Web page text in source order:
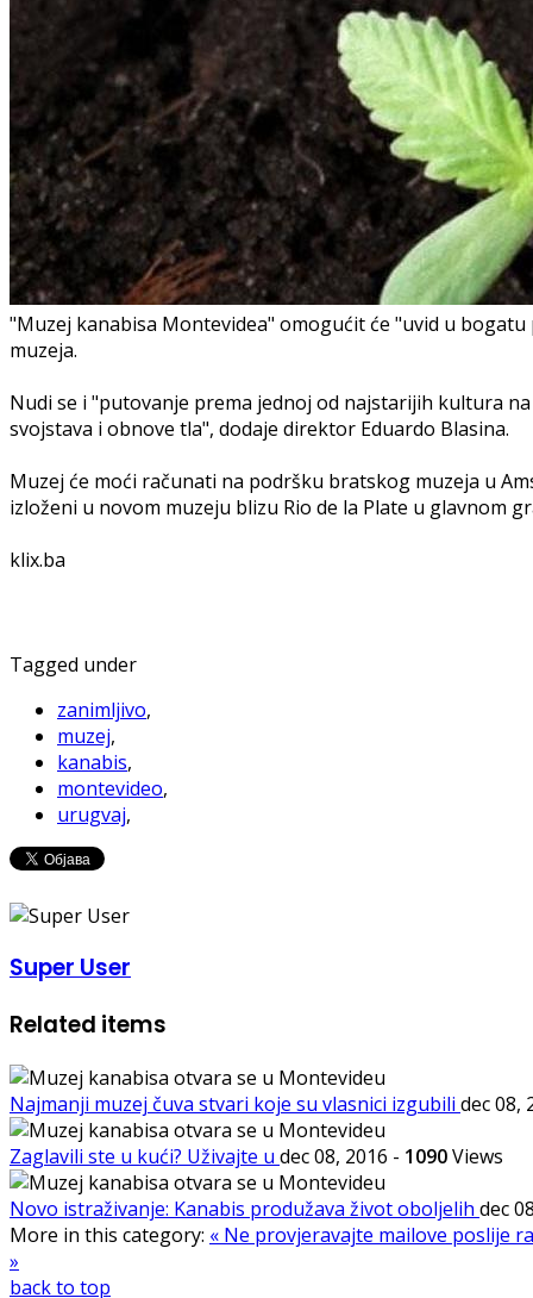
"Muzej kanabisa Montevidea" omogućit će "uvid u
muzeja.
Nudi se i "putovanje prema jednoj od najstarijih kultura
svojstava i obnove tla", dodaje direktor Eduardo Blasina.
Muzej će moći računati na podršku bratskog muzeja u
izloženi u novom muzeju blizu Rio de la Plate u glavnom
klix.ba
Tagged under
zanimljivo,
muzej,
kanabis,
montevideo,
urugvaj,
Super User
Related items
Najmanji muzej čuva stvari koje su vlasnici izgubili dec 08,
Zaglavili ste u kući? Uživajte u dec 08, 2016 - 1090Views
Novo istraživanje: Kanabis produžava život oboljelih dec
More in this category: « Ne provjeravajte mailove poslije
»
back to top